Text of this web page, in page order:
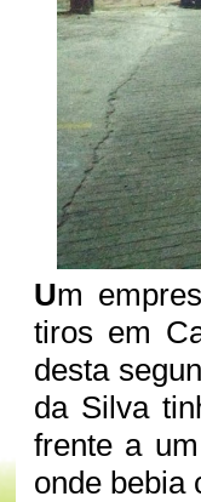
Um
tiros em
desta
da Silva
frente a
onde bebia